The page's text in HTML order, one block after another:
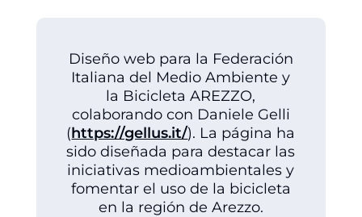
Diseño web para la Federación
Italiana del Medio Ambiente y
la Bicicleta AREZZO,
colaborando con Daniele Gelli
(https://gellus.it/). La página ha
sido diseñada para destacar las
iniciativas medioambientales y
fomentar el uso de la bicicleta
en la región de Arezzo.